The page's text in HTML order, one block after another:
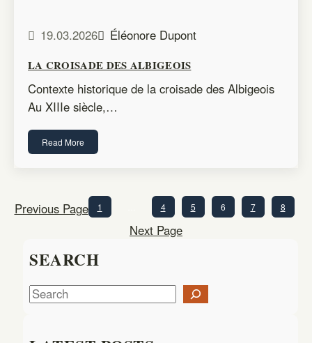
19.03.2026 Éléonore Dupont
LA CROISADE DES ALBIGEOIS
Contexte historique de la croisade des Albigeois
Au XIIIe siècle,…
Read More
Previous Page 1 4 5 6 7 8
Next Page
SEARCH
S